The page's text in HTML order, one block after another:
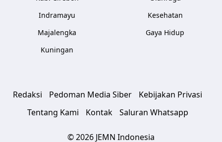
Indramayu
Majalengka
Kuningan
Kesehatan
Gaya Hidup
Redaksi Pedoman Media Siber
Kebijakan Privasi
Tentang Kami
Kontak Saluran Whatsapp
© 2026 JEMN Indonesia